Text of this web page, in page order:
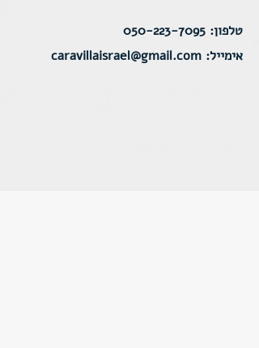
טלפון: 050-223-7095
אימייל: caravillaisrael@gmail.com